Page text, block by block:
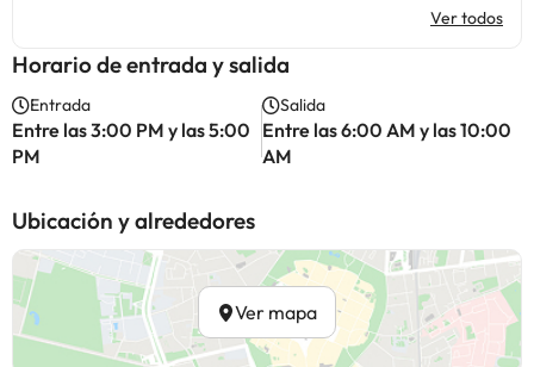
Ver todos
Horario de entrada y salida
Entrada
Entre las 3:00 PM y las 5:00
PM
Salida
Entre las 6:00 AM y las 10:00
AM
Ubicación y alrededores
Ver mapa